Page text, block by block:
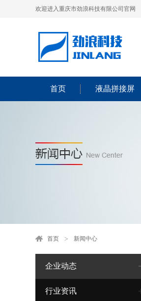
欢迎进入重庆市劲浪科技有限公司官网
首页 液晶拼接屏
首页 新闻中心
企业动态
行业资讯